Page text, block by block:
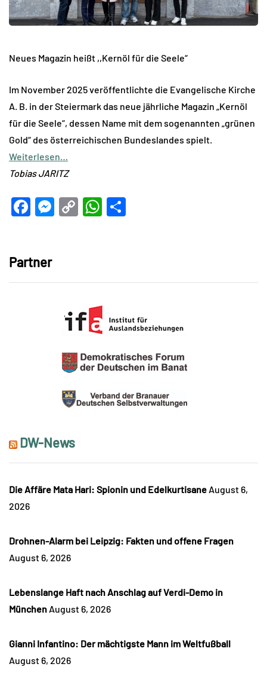
Neues Magazin heißt ,,Kernöl für die Seele“
Im November 2025 veröffentlichte die Evangelische Kirche
A. B. in der Steiermark das neue jährliche Magazin „Kernöl
für die Seele“, dessen Name mit dem sogenannten „grünen
Gold“ des österreichischen Bundeslandes spielt.
Weiterlesen…
Tobias JARITZ
Facebook
Messenger
CopyWhatsApp
Partner
DW-News
Die Affäre Mata Hari: Spionin und Edelkurtisane August 6,
2026
Drohnen-Alarm bei Leipzig: Fakten und offene Fragen
August 6, 2026
Lebenslange Haft nach Anschlag auf Verdi-Demo in
München August 6, 2026
Gianni Infantino: Der mächtigste Mann im Weltfußball
August 6, 2026